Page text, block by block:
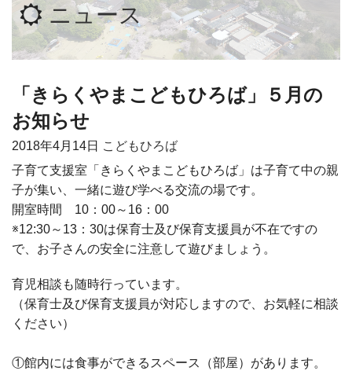
ニュース
「きらくやまこどもひろば」５月の
お知らせ
2018年4月14日 こどもひろば
子育て支援室「きらくやまこどもひろば」は子育て中の親
子が集い、一緒に遊び学べる交流の場です。
開室時間 10：00～16：00
※12:30～13：30は保育士及び保育支援員が不在ですの
で、お子さんの安全に注意して遊びましょう。
育児相談も随時行っています。
（保育士及び保育支援員が対応しますので、お気軽に相談
ください）
①館内には食事ができるスペース（部屋）があります。